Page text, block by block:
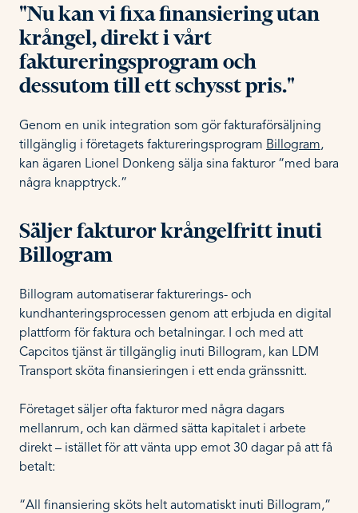
"Nu kan vi fixa finansiering utan
krångel, direkt i vårt
faktureringsprogram och
dessutom till ett schysst pris."
Genom en unik integration som gör fakturaförsäljning
tillgänglig i företagets faktureringsprogram Billogram,
kan ägaren Lionel Donkeng sälja sina fakturor “med bara
några knapptryck.”
Säljer fakturor krångelfritt inuti
Billogram
Billogram automatiserar fakturerings- och
kundhanteringsprocessen genom att erbjuda en digital
plattform för faktura och betalningar. I och med att
Capcitos tjänst är tillgänglig inuti Billogram, kan LDM
Transport sköta finansieringen i ett enda gränssnitt.
Företaget säljer ofta fakturor med några dagars
mellanrum, och kan därmed sätta kapitalet i arbete
direkt – istället för att vänta upp emot 30 dagar på att få
betalt:
“All finansiering sköts helt automatiskt inuti Billogram,”